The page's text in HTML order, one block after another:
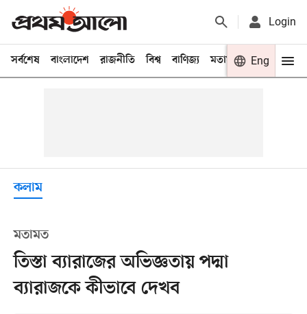
Login
সর্বশেষ বাংলাদেশ রাজনীতি বিশ্ব বাণিজ্য মতামত খেলা
Eng
কলাম
মতামত
তিস্তা ব্যারাজের অভিজ্ঞতায় পদ্মা
ব্যারাজকে কীভাবে দেখব